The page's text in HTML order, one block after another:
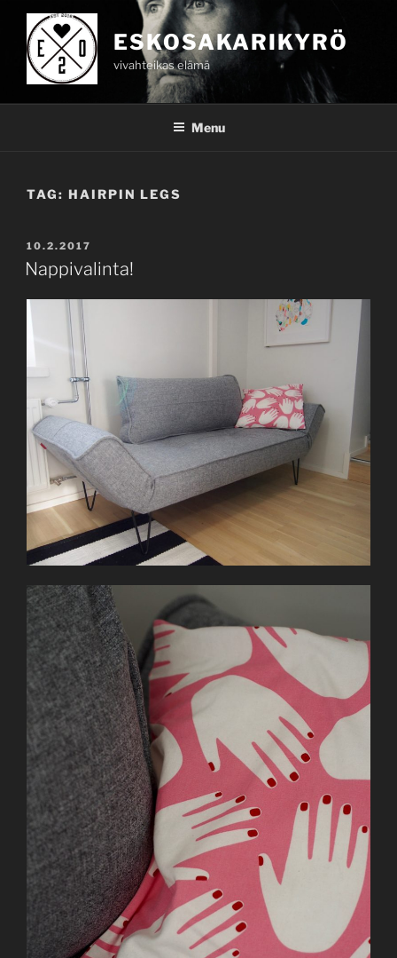
content
ESKOSAKARIKYRÖ
vivahteikas elämä
Menu
TAG: HAIRPIN LEGS
POSTED
ON
10.2.2017
Nappivalinta!